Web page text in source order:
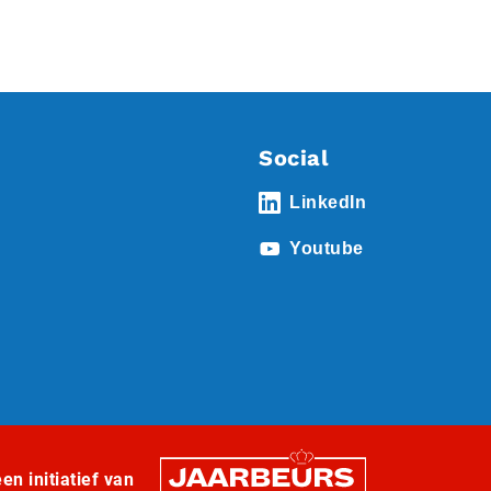
Social
LinkedIn
Youtube
initiatief van